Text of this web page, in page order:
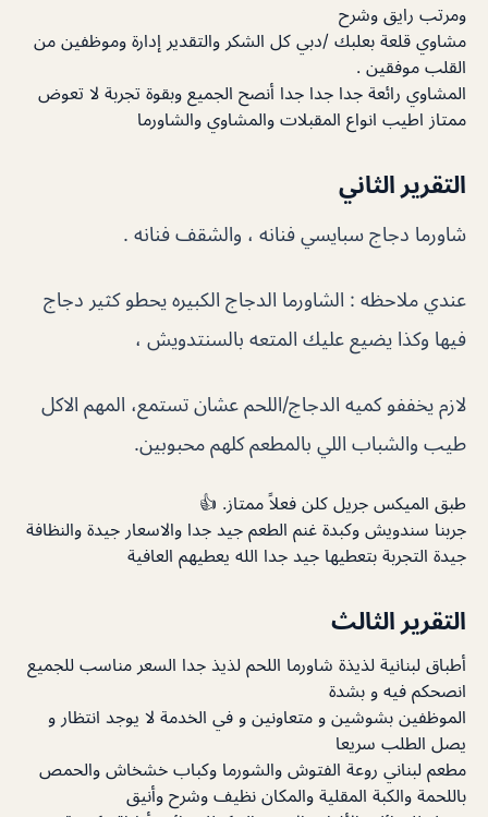
ومرتب رايق وشرح
مشاوي قلعة بعلبك /دبي كل الشكر والتقدير إدارة وموظفين من
القلب موفقين .
المشاوي رائعة جدا جدا جدا أنصح الجميع وبقوة تجربة لا تعوض
ممتاز اطيب انواع المقبلات والمشاوي والشاورما
التقرير الثاني
شاورما دجاج سبايسي فنانه ، والشقف فنانه .
عندي ملاحظه : الشاورما الدجاج الكبيره يحطو كثير دجاج
فيها وكذا يضيع عليك المتعه بالسنتدويش ،
لازم يخففو كميه الدجاج/اللحم عشان تستمع، المهم الاكل
طيب والشباب اللي بالمطعم كلهم محبوبين.
طبق الميكس جريل كلن فعلاً ممتاز. 👍
جربنا سندويش وكبدة غنم الطعم جيد جدا والاسعار جيدة والنظافة
جيدة التجربة بتعطيها جيد جدا الله يعطيهم العافية
التقرير الثالث
أطباق لبنانية لذيذة شاورما اللحم لذيذ جدا السعر مناسب للجميع
انصحكم فيه و بشدة
الموظفين بشوشين و متعاونين و في الخدمة لا يوجد انتظار و
يصل الطلب سريعا
مطعم لبناني روعة الفتوش والشورما وكباب خشخاش والحمص
باللحمة والكبة المقلية والمكان نظيف وشرح وأنيق